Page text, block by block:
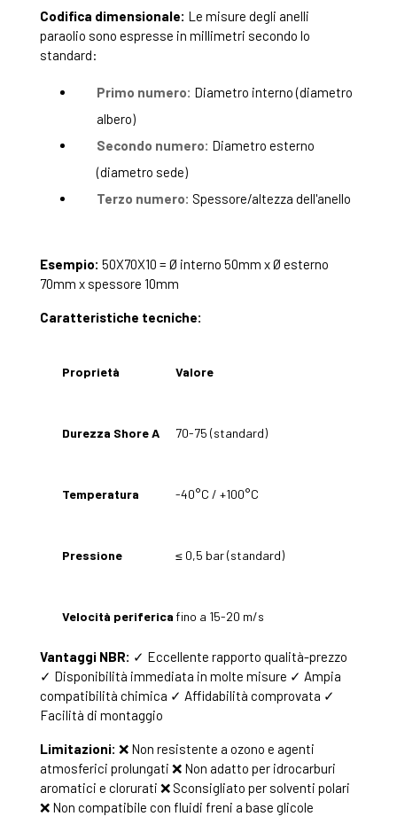
Codifica dimensionale: Le misure degli anelli
paraolio sono espresse in millimetri secondo lo
standard:
Primo numero: Diametro interno (diametro
albero)
Secondo numero: Diametro esterno
(diametro sede)
Terzo numero: Spessore/altezza dell'anello
Esempio: 50X70X10 = Ø interno 50mm x Ø esterno
70mm x spessore 10mm
Caratteristiche tecniche:
Proprietà Valore
Durezza Shore A 70-75 (standard)
Temperatura -40°C / +100°C
Pressione ≤ 0,5 bar (standard)
Velocità perifericafino a 15-20 m/s
Vantaggi NBR: ✓ Eccellente rapporto qualità-prezzo
✓ Disponibilità immediata in molte misure ✓ Ampia
compatibilità chimica ✓ Affidabilità comprovata ✓
Facilità di montaggio
Limitazioni: ❌ Non resistente a ozono e agenti
atmosferici prolungati ❌ Non adatto per idrocarburi
aromatici e clorurati ❌ Sconsigliato per solventi polari
❌ Non compatibile con fluidi freni a base glicole